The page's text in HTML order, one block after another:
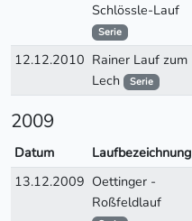
Schlössle-Lauf
Serie
12.12.2010 Rainer Lauf zum
Lech
Serie
2009
Datum Laufbezeichnung
13.12.2009 Oettinger -
Roßfeldlauf